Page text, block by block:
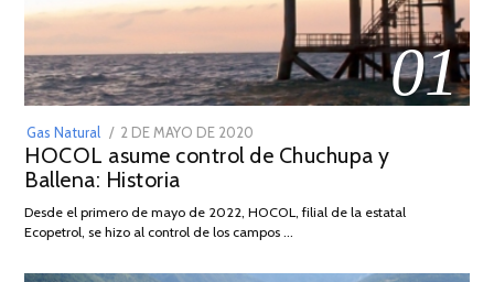
01
Gas Natural
POSTED
ON
2 DE MAYO DE 2020
DE
2026
HOCOL asume control de Chuchupa y
Ballena: Historia
Desde el primero de mayo de 2022, HOCOL, filial de la estatal
Ecopetrol, se hizo al control de los campos …